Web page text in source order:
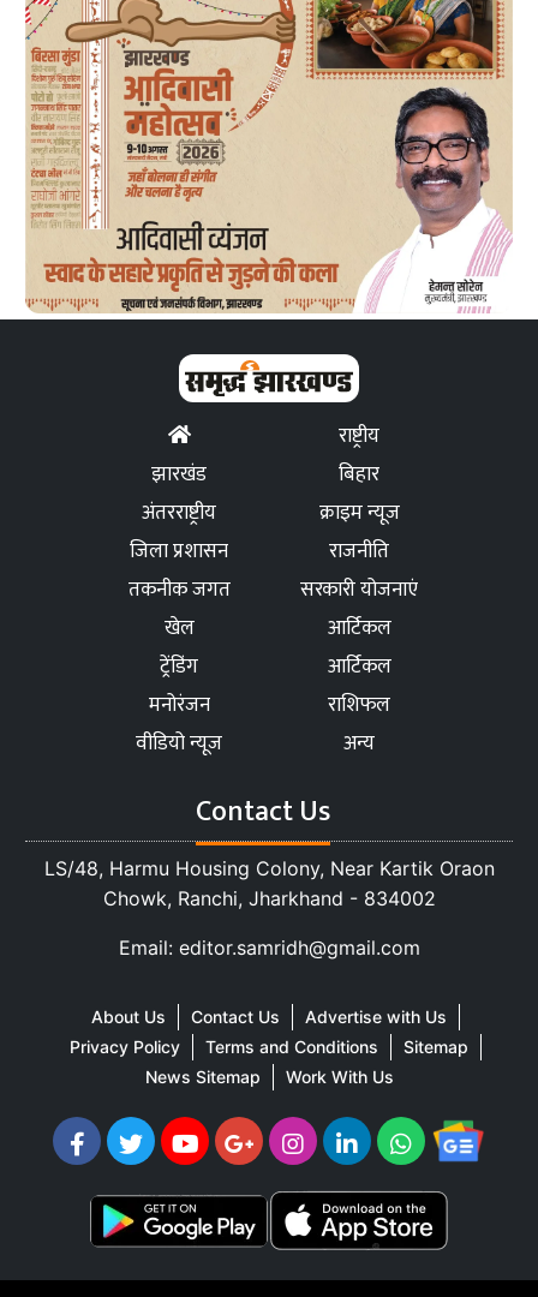
राष्ट्रीय
झारखंड
बिहार
अंतरराष्ट्रीय
क्राइम न्यूज
जिला प्रशासन
राजनीति
तकनीक जगत
सरकारी योजनाएं
खेल
आर्टिकल
ट्रेंडिंग
आर्टिकल
मनोरंजन
राशिफल
वीडियो न्यूज
अन्य
Contact Us
LS/48, Harmu Housing Colony, Near Kartik Oraon
Chowk, Ranchi, Jharkhand - 834002
Email: editor.samridh@gmail.com
About Us Contact Us
Advertise with Us
Privacy Policy
Terms and Conditions
Sitemap
News Sitemap
Work With Us